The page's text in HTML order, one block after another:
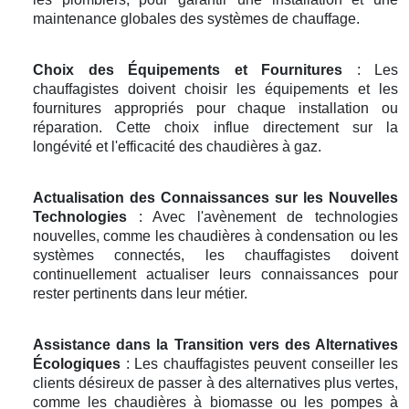
maintenance globales des systèmes de chauffage.
Choix des Équipements et Fournitures : Les
chauffagistes doivent choisir les équipements et les
fournitures appropriés pour chaque installation ou
réparation. Cette choix influe directement sur la
longévité et l'efficacité des chaudières à gaz.
Actualisation des Connaissances sur les Nouvelles
Technologies : Avec l'avènement de technologies
nouvelles, comme les chaudières à condensation ou les
systèmes connectés, les chauffagistes doivent
continuellement actualiser leurs connaissances pour
rester pertinents dans leur métier.
Assistance dans la Transition vers des Alternatives
Écologiques : Les chauffagistes peuvent conseiller les
clients désireux de passer à des alternatives plus vertes,
comme les chaudières à biomasse ou les pompes à